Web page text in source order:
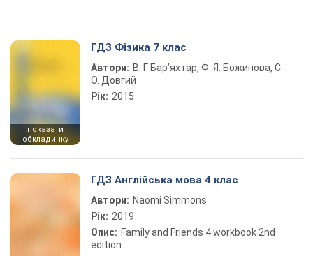
показати
обкладинку
ГДЗ Фізика 7 клас
Автори: В. Г. Бар’яхтар, Ф. Я. Божинова, С.
О. Довгий
Рік: 2015
ГДЗ Англійська мова 4 клас
Автори: Naomi Simmons
Рік: 2019
Опис: Family and Friends 4 workbook 2nd
edition